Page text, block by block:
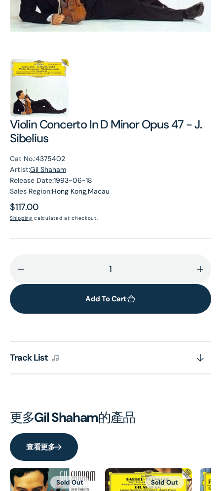
Violin Concerto In D Minor Opus 47 - J.
Sibelius
Cat No.:4375402
Artist:Gil Shaham
Release Date:1993-06-18
Sales Region:Hong Kong,Macau
Regular
price
$117.00
Shipping calculated at checkout.
quantity
Violin
D
Minor
Sibelius
for
D
Add To Cart
Track List
更多Gil Shaham的產品
查看更多
Sold Out Sold Out